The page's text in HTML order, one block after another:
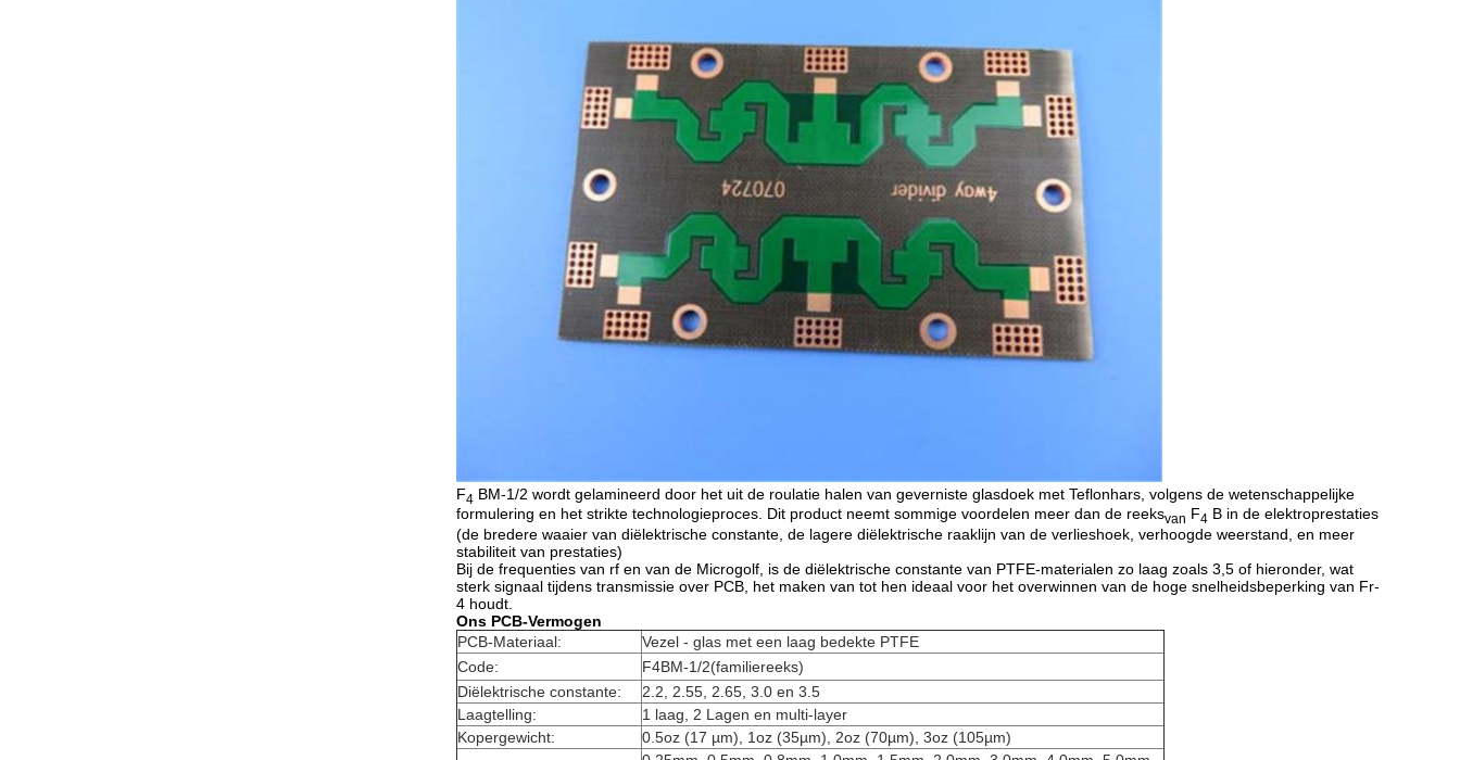
F4 BM-1/2 wordt gelamineerd door het uit de roulatie halen van geverniste glasdoek met Teflonhars, volgens de wetenschappelijke
formulering en het strikte technologieproces. Dit product neemt sommige voordelen meer dan de reeksvan F4 B in de elektroprestaties
(de bredere waaier van diëlektrische constante, de lagere diëlektrische raaklijn van de verlieshoek, verhoogde weerstand, en meer
stabiliteit van prestaties)
Bij de frequenties van rf en van de Microgolf, is de diëlektrische constante van PTFE-materialen zo laag zoals 3,5 of hieronder, wat
sterk signaal tijdens transmissie over PCB, het maken van tot hen ideaal voor het overwinnen van de hoge snelheidsbeperking van Fr-
4 houdt.
Ons PCB-Vermogen
PCB-Materiaal:
Vezel - glas met een laag bedekte PTFE
Code:
F4BM-1/2(familiereeks)
Diëlektrische constante:
2.2, 2.55, 2.65, 3.0 en 3.5
Laagtelling:
1 laag, 2 Lagen en multi-layer
Kopergewicht:
0.5oz (17 µm), 1oz (35µm), 2oz (70µm), 3oz (105µm)